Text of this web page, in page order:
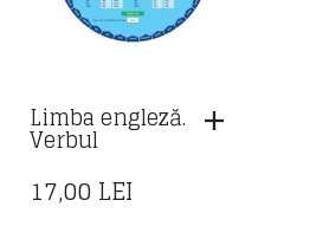
Limba engleză.
Verbul
17,00 LEI